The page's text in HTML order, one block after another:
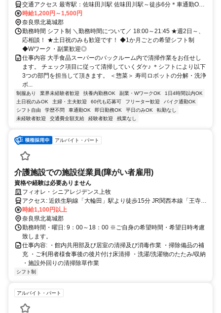
交通アクセス 最寄駅：佐味田川駅 佐味田川駅～徒歩6分＊車通勤OK
＊バイク通勤OK
時給1,200円～1,500円
奈良県北葛城郡
勤務時間 シフト制 ＼勤務時間について／ 18:00～21:45 ★週2日～、
応相談！ ★土日祝のみも歓迎です！ ◆1か月ごとの希望シフト制
◆Wワーク・副業歓迎◎
仕事内容 大手食品スーパーのバックルーム内で清掃作業をお任せし
ます。 チェック項目に従って清掃していくダケ♪ ＊シフトにより以下
3つの部門を担当して頂きます。 ＜惣菜＞ 寿司ロボットの分解・洗浄
ボ...
制服あり 業界未経験者歓迎 扶養内勤務OK 副業・WワークOK
1日4時間以内OK
土日祝のみOK
主婦・主夫歓迎 60代も応募可 フリーター歓迎
バイク通勤OK
シフト自由
学歴不問 車通勤OK 即日勤務OK 平日のみOK
転勤なし
未経験者歓迎
交通費全額支給 経験者歓迎 残業なし
アルバイト・パート
介護施設での施設従業員(障がい者雇用)
資格や経験は必要ありません
フィオレ・シニアレジデンス上牧
アクセス: 近鉄生駒線「大輪田」駅より徒歩15分 JR関西本線「王寺」
駅、近鉄生駒線「王寺」駅から奈良交通バス8分、「片岡台1丁目」バ
ス停下車徒歩1分 または奈良交通バス5分、「星和台2丁目」バス停下
車徒歩5分
時給1,100円以上
奈良県北葛城郡
勤務時間・曜日: 9：00～18：00 ※ご自身の希望時間・希望日時考慮
致します。
仕事内容: ・館内共用部及び居室の清掃及び消毒作業 ・掃除備品の補
充 ・ご利用者様食事後の後片付け床清掃 ・洗濯/洗濯物のたたみ/収納
・施設外回りの清掃除草作業
シフト制
アルバイト・パート